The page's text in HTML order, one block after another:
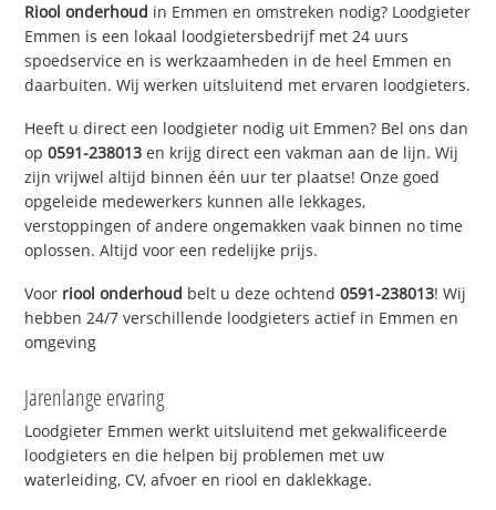
Riool onderhoud in Emmen en omstreken nodig? Loodgieter
Emmen is een lokaal loodgietersbedrijf met 24 uurs
spoedservice en is werkzaamheden in de heel Emmen en
daarbuiten. Wij werken uitsluitend met ervaren loodgieters.
Heeft u direct een loodgieter nodig uit Emmen? Bel ons dan
op0591-238013 en krijg direct een vakman aan de lijn. Wij
zijn vrijwel altijd binnen één uur ter plaatse! Onze goed
opgeleide medewerkers kunnen alle lekkages,
verstoppingen of andere ongemakken vaak binnen no time
oplossen. Altijd voor een redelijke prijs.
Voor riool onderhoud belt u deze ochtend0591-238013! Wij
hebben 24/7 verschillende loodgieters actief in Emmen en
omgeving
Jarenlange ervaring
Loodgieter Emmen werkt uitsluitend met gekwalificeerde
loodgieters en die helpen bij problemen met uw
waterleiding, CV, afvoer en riool en daklekkage.